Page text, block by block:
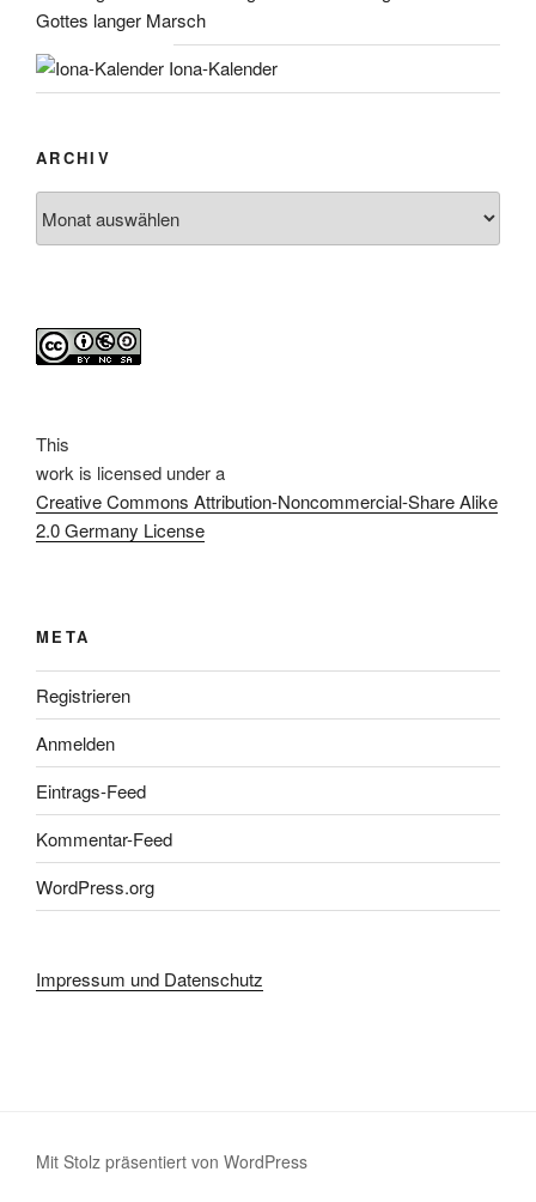
Gottes langer Marsch
Iona-Kalender
ARCHIV
This
work is licensed under a
Creative Commons Attribution-Noncommercial-Share Alike
2.0 Germany License
META
Registrieren
Anmelden
Eintrags-Feed
Kommentar-Feed
WordPress.org
Impressum und Datenschutz
Mit Stolz präsentiert von WordPress